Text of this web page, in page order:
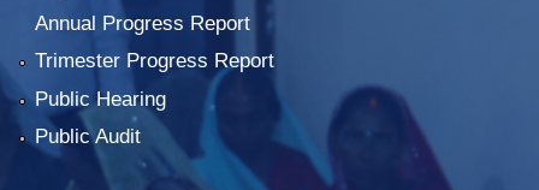
Annual Progress Report
Trimester Progress Report
Public Hearing
Public Audit